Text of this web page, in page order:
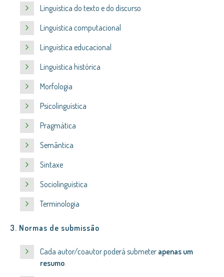
Linguística do texto e do discurso
Linguística computacional
Linguística educacional
Linguística histórica
Morfologia
Psicolinguística
Pragmática
Semântica
Sintaxe
Sociolinguística
Terminologia
3. Normas de submissão
Cada autor/coautor poderá submeter apenas um
resumo.